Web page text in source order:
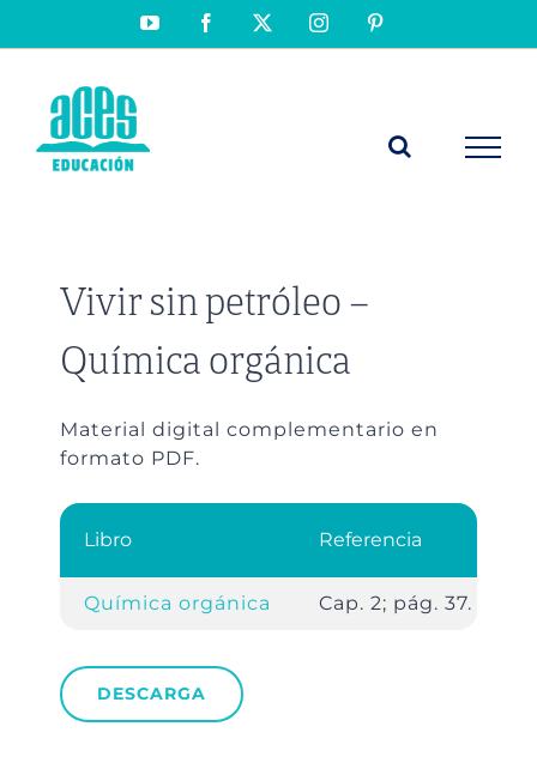
YouTubeFacebook Instagram
Vivir sin petróleo –
Química orgánica
Material digital complementario en
formato PDF.
Libro Referencia
Química orgánica Cap. 2; pág. 37.
DESCARGA